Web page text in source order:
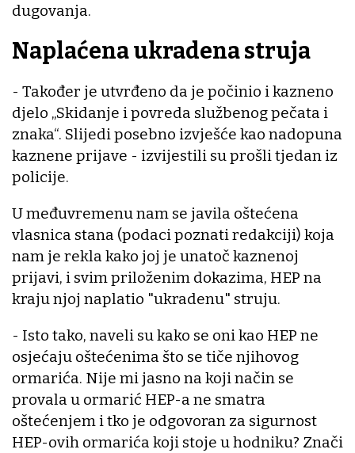
dugovanja.
Naplaćena ukradena struja
- Također je utvrđeno da je počinio i kazneno
djelo „Skidanje i povreda službenog pečata i
znaka“. Slijedi posebno izvješće kao nadopuna
kaznene prijave - izvijestili su prošli tjedan iz
policije.
U međuvremenu nam se javila oštećena
vlasnica stana (podaci poznati redakciji) koja
nam je rekla kako joj je unatoč kaznenoj
prijavi, i svim priloženim dokazima, HEP na
kraju njoj naplatio "ukradenu" struju.
- Isto tako, naveli su kako se oni kao HEP ne
osjećaju oštećenima što se tiče njihovog
ormarića. Nije mi jasno na koji način se
provala u ormarić HEP-a ne smatra
oštećenjem i tko je odgovoran za sigurnost
HEP-ovih ormarića koji stoje u hodniku? Znači